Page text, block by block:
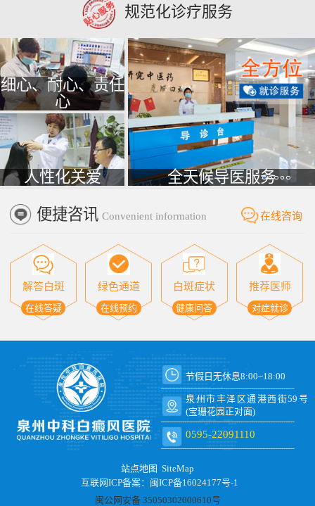
规范化诊疗服务
细心、耐心、责任
心
人性化关爱 全天候导医服务
便捷咨讯 Convenient information 在线咨询
解答白斑
在线答疑
绿色通道
在线预约
白斑症状
健康问答
推荐医师
对症就诊
节假日无休息8:00~18:00
泉州市丰泽区通港西街59号
(宝珊花园正对面)
0595-22091110
站点地图 SiteMap
互联网ICP备案：闽ICP备16024177号-1
闽公网安备 35050302000610号